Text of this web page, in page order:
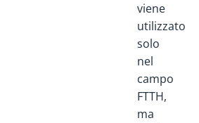
viene
utilizzato
solo
nel
campo
FTTH,
ma